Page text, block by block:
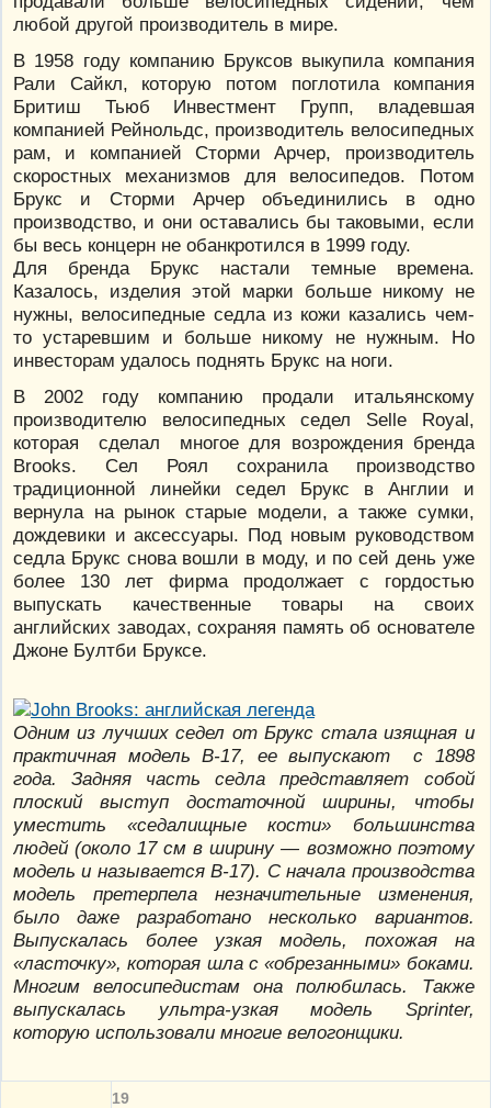
любой другой производитель в мире.
В 1958 году компанию Бруксов выкупила компания
Рали Сайкл, которую потом поглотила компания
Бритиш Тьюб Инвестмент Групп, владевшая
компанией Рейнольдс, производитель велосипедных
рам, и компанией Сторми Арчер, производитель
скоростных механизмов для велосипедов. Потом
Брукс и Сторми Арчер объединились в одно
производство, и они оставались бы таковыми, если
бы весь концерн не обанкротился в 1999 году.
Для бренда Брукс настали темные времена.
Казалось, изделия этой марки больше никому не
нужны, велосипедные седла из кожи казались чем-
то устаревшим и больше никому не нужным. Но
инвесторам удалось поднять Брукс на ноги.
В 2002 году компанию продали итальянскому
производителю велосипедных седел Selle Royal,
которая сделал многое для возрождения бренда
Brooks. Сел Роял сохранила производство
традиционной линейки седел Брукс в Англии и
вернула на рынок старые модели, а также сумки,
дождевики и аксессуары. Под новым руководством
седла Брукс снова вошли в моду, и по сей день уже
более 130 лет фирма продолжает с гордостью
выпускать качественные товары на своих
английских заводах, сохраняя память об основателе
Джоне Бултби Бруксе.
Одним из лучших седел от Брукс стала изящная и
практичная модель B-17, ее выпускают с 1898
года. Задняя часть седла представляет собой
плоский выступ достаточной ширины, чтобы
уместить «седалищные кости» большинства
людей (около 17 см в ширину — возможно поэтому
модель и называется B-17). С начала производства
модель претерпела незначительные изменения,
было даже разработано несколько вариантов.
Выпускалась более узкая модель, похожая на
«ласточку», которая шла с «обрезанными» боками.
Многим велосипедистам она полюбилась. Также
выпускалась ультра-узкая модель Sprinter,
которую использовали многие велогонщики.
19